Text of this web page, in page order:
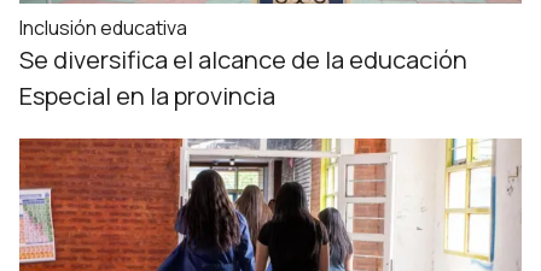
Inclusión educativa
Se diversifica el alcance de la educación
Especial en la provincia